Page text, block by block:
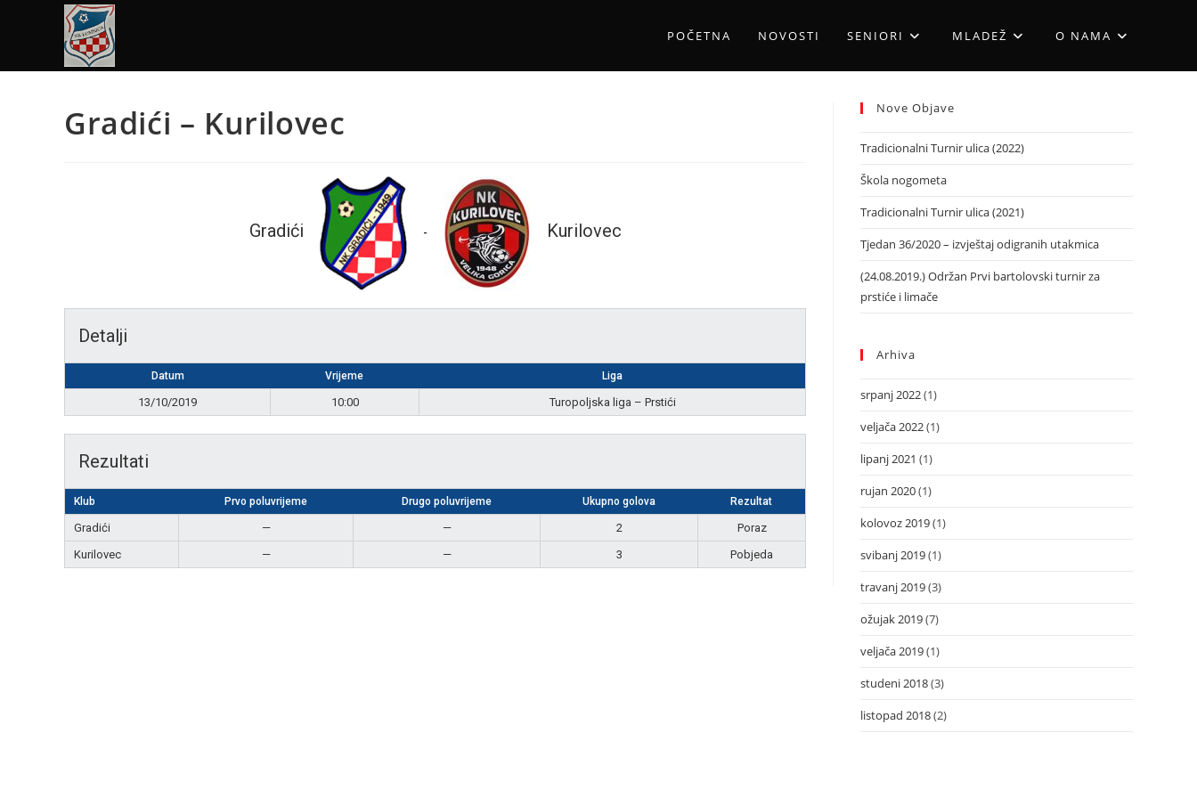
POČETNA NOVOSTI SENIORI MLADEŽ O NAMA
Gradići – Kurilovec
Gradići - Kurilovec
Detalji
Datum Vrijeme Liga
13/10/2019 10:00 Turopoljska liga – Prstići
Rezultati
Klub Prvo poluvrijeme Drugo poluvrijeme Ukupno golova Rezultat
Gradići — — 2
Poraz
Kurilovec
— — 3 Pobjeda
Nove Objave
Tradicionalni Turnir ulica (2022)
Škola nogometa
Tradicionalni Turnir ulica (2021)
Tjedan 36/2020 – izvještaj odigranih utakmica
(24.08.2019.) Održan Prvi bartolovski turnir za
prstiće i limače
Arhiva
srpanj 2022(1)
veljača 2022(1)
lipanj 2021 (1)
rujan 2020(1)
kolovoz 2019(1)
svibanj 2019(1)
travanj 2019(3)
ožujak 2019(7)
veljača 2019(1)
studeni 2018(3)
listopad 2018(2)